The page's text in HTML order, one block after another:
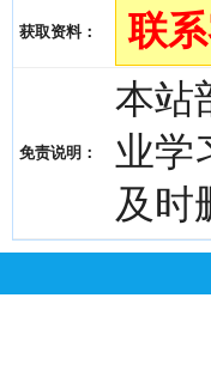
获取资料： 联
免责说明：
本站
业学
及时